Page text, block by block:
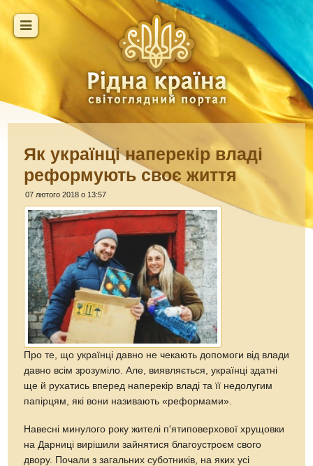
Як українці наперекір владі
реформують своє життя
07 лютого 2018 о 13:57
Про те, що українці давно не чекають допомоги від влади
давно всім зрозуміло. Але, виявляється, українці здатні
ще й рухатись вперед наперекір владі та її недолугим
папірцям, які вони називають «реформами».
Навесні минулого року жителі п'ятиповерхової хрущовки
на Дарниці вирішили зайнятися благоустроєм свого
двору. Почали з загальних суботників, на яких усі